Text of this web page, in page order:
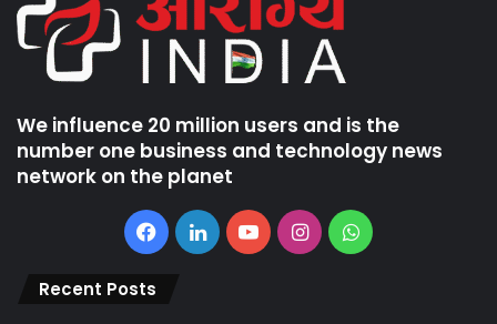
We influence 20 million users and is the
number one business and technology news
network on the planet
Facebook
LinkedInYouTubeInstagramWhatsApp
Recent Posts